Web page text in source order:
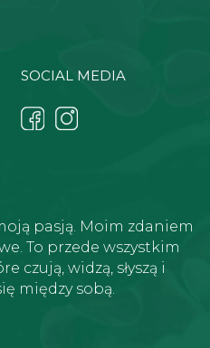
SOCIAL MEDIA
pasją. Moim zdaniem
To przede wszystkim
czują, widzą, słyszą i
między sobą.